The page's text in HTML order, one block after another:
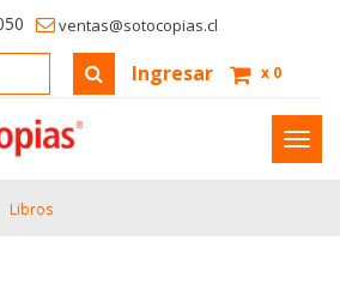
ventas@sotocopias.cl
Ingresar x 0
Libros